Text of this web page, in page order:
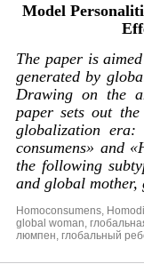
Model
The paper is
generated by
Drawing on the
paper sets out
globalization era:
consumens» and
the following
and global
Homoconsumens
global woman
люмпен глобальный